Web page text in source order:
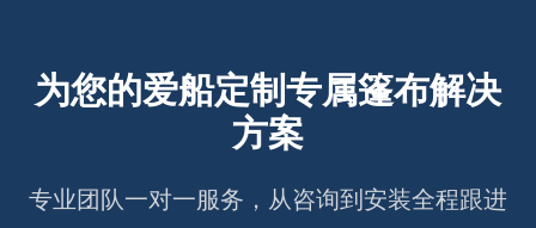
为您的爱船定制专属篷布解决
方案
专业团队一对一服务，从咨询到安装全程跟进